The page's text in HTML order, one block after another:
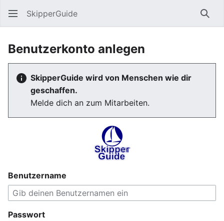
SkipperGuide
Benutzerkonto anlegen
SkipperGuide wird von Menschen wie dir
geschaffen.
Melde dich an zum Mitarbeiten.
Benutzername
Passwort